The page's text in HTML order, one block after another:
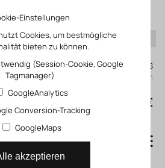
0
Mein KLEFINGHAUS
einloggen
Suchen
0,00 €
Einstellungen
Cookies, um bestmögliche
bieten zu können.
(Session-Cookie, Google
Tagmanager)
GoogleAnalytics
Conversion-Tracking
GoogleMaps
akzeptieren